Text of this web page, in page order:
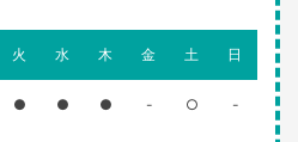
火 水 木 金 土 日
● ● ● - ○ -